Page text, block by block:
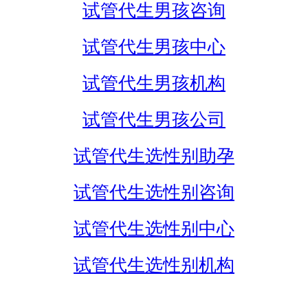
试管代生男孩咨询
试管代生男孩中心
试管代生男孩机构
试管代生男孩公司
试管代生选性别助孕
试管代生选性别咨询
试管代生选性别中心
试管代生选性别机构